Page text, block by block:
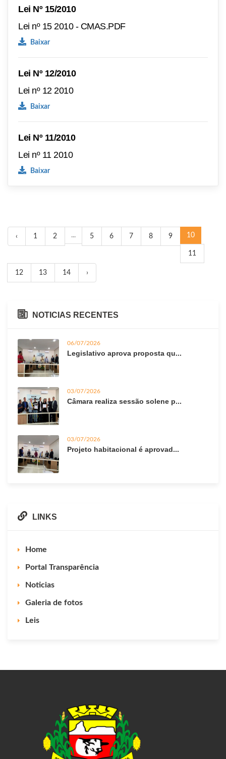
Lei Nº 15/2010
Lei nº 15 2010 - CMAS.PDF
Baixar
Lei Nº 12/2010
Lei nº 12 2010
Baixar
Lei Nº 11/2010
Lei nº 11 2010
Baixar
‹ 1 2 ... 5 6 7 8 9 10
11
12 13 14 ›
NOTICIAS RECENTES
06/07/2026
Legislativo aprova proposta qu...
03/07/2026
Câmara realiza sessão solene p...
03/07/2026
Projeto habitacional é aprovad...
LINKS
Home
Portal Transparência
Noticias
Galeria de fotos
Leis